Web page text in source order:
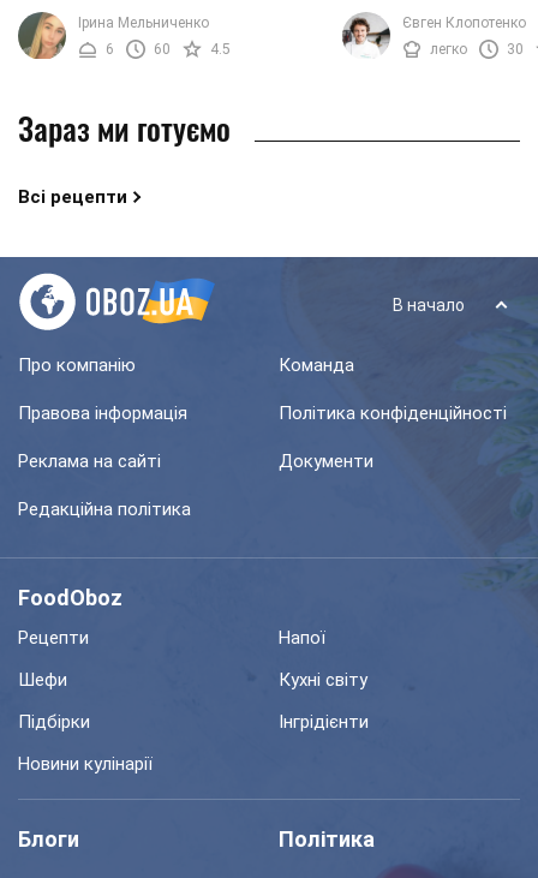
пам'ять, а також служать
прекрасним антиоксидантом. Крім
того, вживання баклажанів ...
Ірина Мельниченко
6
60 4.5
її основі соковитий
багато сиру і ніжне
Євген Клопотенко
легко
30
Зараз ми готуємо
Всі рецепти
В начало
Про компанію Команда
Правова інформація Політика конфіденційності
Реклама на сайті Документи
Редакційна політика
FoodOboz
Рецепти
Напої
Шефи
Кухні світу
Підбірки
Інгрідієнти
Новини кулінарії
Блоги Політика